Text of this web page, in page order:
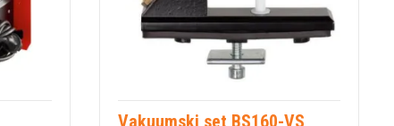
Vakuumski set BS160-VS